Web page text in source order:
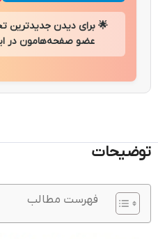
🌟 برای دیدن جدیدترین
عضو صفحه‌هامون در
توضیحات
فهرست مطالب